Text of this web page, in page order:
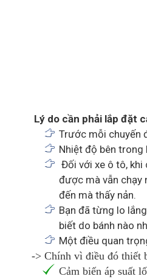
Lý do cần phải lắp đặt
Trước mỗi chuyến
Nhiệt độ bên trong
Đối với xe ô tô, khi
được mà vẫn chạy
đến mà thấy nản.
Bạn đã từng lo
biết do bánh nào
Một điều quan
-> Chính vì điều đó thiết
Cảm biến áp suất